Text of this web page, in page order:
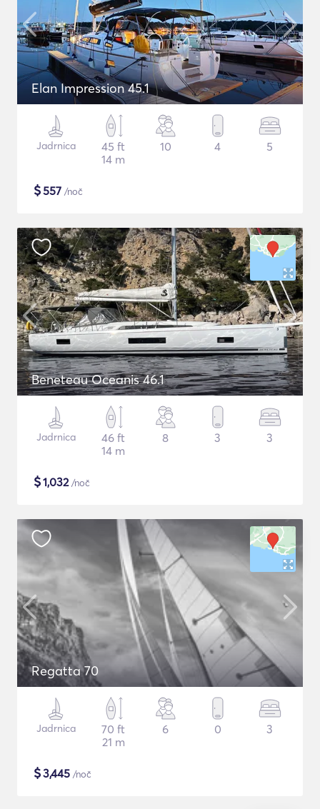
Elan Impression 45.1
Jadrnica
45 ft
14 m
10 4 5
$557 /noč
Beneteau Oceanis 46.1
Jadrnica
46 ft
14 m
8 3 3
$1,032/noč
Regatta 70
Jadrnica
70 ft
21 m
6 0 3
$3,445 /noč